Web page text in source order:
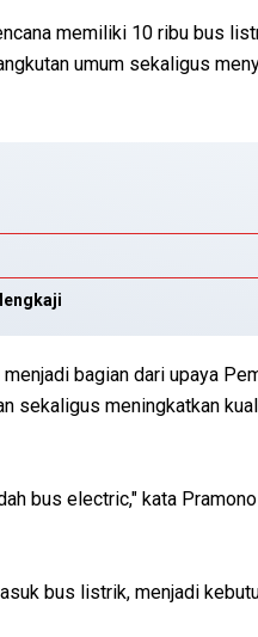
memiliki 10 ribu bus
umum sekaligus
bagian dari upaya
sekaligus meningkatkan
bus electric," kata
bus listrik, menjadi